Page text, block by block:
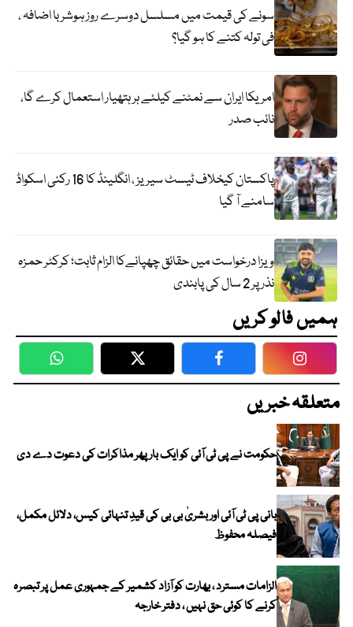
سونے کی قیمت میں مسلسل دوسرے روز ہوشربا اضافہ ،
فی تولہ کتنے کا ہو گیا؟
امریکا ایران سے نمٹنے کیلئے ہر ہتھیار استعمال کرے گا،
نائب صدر
پاکستان کیخلاف ٹیسٹ سیریز ، انگلینڈ کا 16 رکنی اسکواڈ
سامنے آ گیا
ویزا درخواست میں حقائق چھپانےکا الزام ثابت؛ کرکٹر حمزہ
نذر پر 2 سال کی پابندی
ہمیں فالو کریں
WhatsApp Twitter Facebook
متعلقہ خبریں
حکومت نے پی ٹی آئی کو ایک بارپھر مذاکرات کی دعوت دے دی
بانی پی ٹی آئی اور بشریٰ بی بی کی قیدِ تنہائی کیس، دلائل مکمل،
فیصلہ محفوظ
الزامات مسترد ، بھارت کو آزاد کشمیر کے جمہوری عمل پر تبصرہ
کرنے کا کوئی حق نہیں ، دفتر خارجہ